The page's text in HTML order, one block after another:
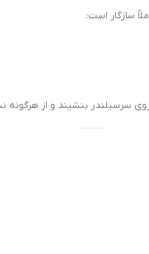
سازگار است:
سرسیلندر بنشیند و از